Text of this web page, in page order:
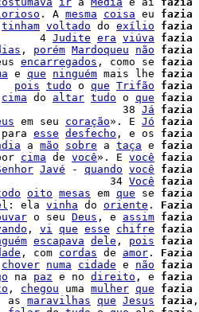
. A mesma coisa eu fazia
tinham voltado do exílio
fazia
4 Judite era viúva
fazia
, porém Mardoqueu não
fazia
encarregados , como se fazia
e que ninguém mais lhe fazia
pois tudo o que Trifão
fazia
cima do altar tudo o que
fazia
38 Já
fazia
em seu coração». E Jó
fazia
esse desfecho , e os fazia
a mão sobre a taça e fazia
cima de você». E você fazia
Javé - quando você
fazia
34 Você fazia
oito mesas em que se fazia
: ela vinha do oriente . Fazia
o seu Deus , e assim fazia
, vi que esse chifre
fazia
escapava dele , pois fazia
, com cordas de amor . Fazia
chover numa cidade e não
fazia
na paz e no direito , e fazia
, chegou uma mulher que
fazia
maravilhas que Jesus fazia